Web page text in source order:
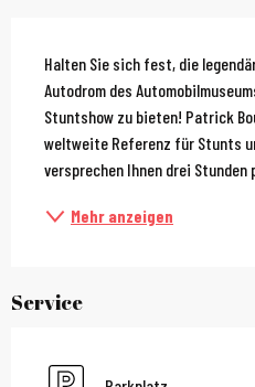
Halten Sie sich fest, die
Autodrom des
Stuntshow zu bieten! Patrick
weltweite Referenz für Stunts
versprechen Ihnen drei Stunden
Mehr anzeigen
Service